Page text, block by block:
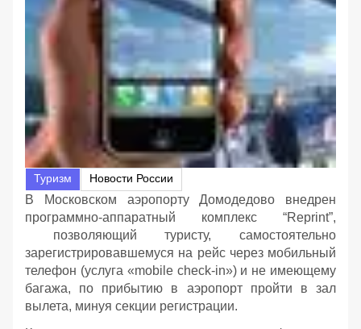
Туризм Новости России
В Московском аэропорту Домодедово внедрен
программно-аппаратный комплекс “Reprint”,
позволяющий туристу, самостоятельно
зарегистрировавшемуся на рейс через мобильный
телефон (услуга «mobile check-in») и не имеющему
багажа, по прибытию в аэропорт пройти в зал
вылета, минуя секции регистрации.